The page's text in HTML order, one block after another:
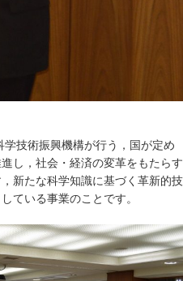
技術振興機構が行う，国が定め
し，社会・経済の変革をもたらす
新たな科学知識に基づく革新的技
ている事業のことです。